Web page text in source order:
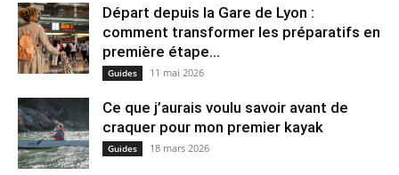
Départ depuis la Gare de Lyon :
comment transformer les préparatifs en
pre⁠mière étape...
Guides 11 mai 2026
Ce que j’aurais voulu savoir avant de
craquer pour mon premier kayak
Guides 18 mars 2026